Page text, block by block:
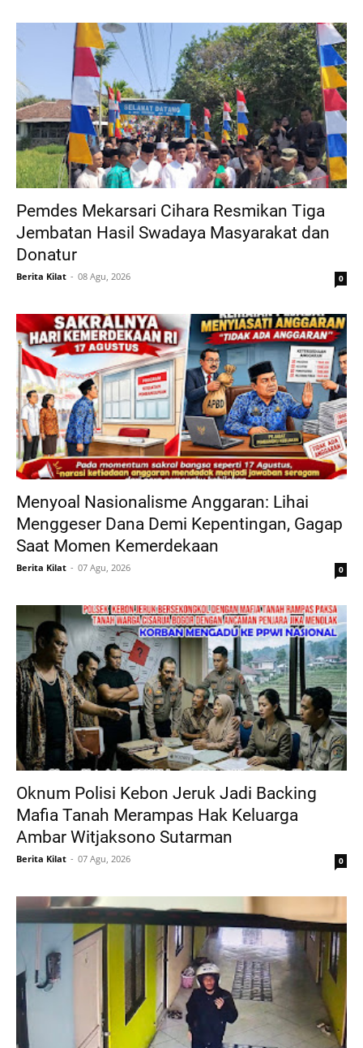
Pemdes Mekarsari Cihara Resmikan Tiga
Jembatan Hasil Swadaya Masyarakat dan
Donatur
Berita Kilat 08 Agu, 2026 0
Menyoal Nasionalisme Anggaran: Lihai
Menggeser Dana Demi Kepentingan, Gagap
Saat Momen Kemerdekaan
Berita Kilat 07 Agu, 2026 0
Oknum Polisi Kebon Jeruk Jadi Backing
Mafia Tanah Merampas Hak Keluarga
Ambar Witjaksono Sutarman
Berita Kilat 07 Agu, 2026 0